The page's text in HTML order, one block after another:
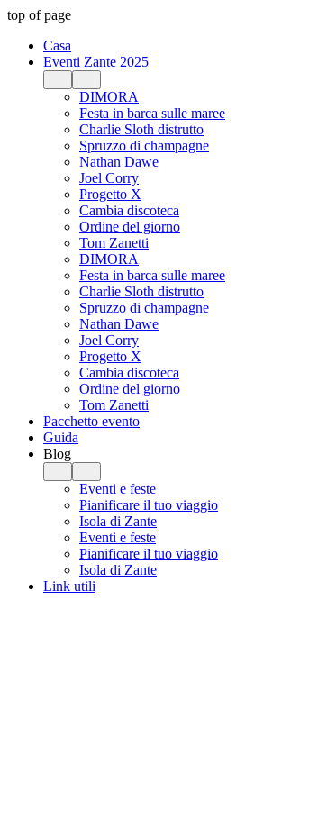
top of page
Casa
Eventi Zante 2025
DIMORA
Festa in barca sulle maree
Charlie Sloth distrutto
Spruzzo di champagne
Nathan Dawe
Joel Corry
Progetto X
Cambia discoteca
Ordine del giorno
Tom Zanetti
DIMORA
Festa in barca sulle maree
Charlie Sloth distrutto
Spruzzo di champagne
Nathan Dawe
Joel Corry
Progetto X
Cambia discoteca
Ordine del giorno
Tom Zanetti
Pacchetto evento
Guida
Blog
Eventi e feste
Pianificare il tuo viaggio
Isola di Zante
Eventi e feste
Pianificare il tuo viaggio
Isola di Zante
Link utili